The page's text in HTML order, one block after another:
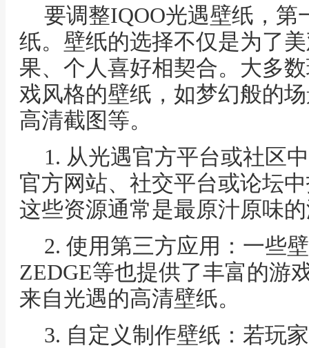
要调整IQOO光遇壁纸，
纸。壁纸的选择不仅是为了
果、个人喜好相契合。大多
戏风格的壁纸，如梦幻般的
高清截图等。
1. 从光遇官方平台或社区
官方网站、社交平台或论坛
这些资源通常是最原汁原味
2. 使用第三方应用：一些
ZEDGE等也提供了丰富的游
来自光遇的高清壁纸。
3. 自定义制作壁纸：若玩